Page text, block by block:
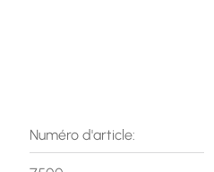
Numéro d'article: